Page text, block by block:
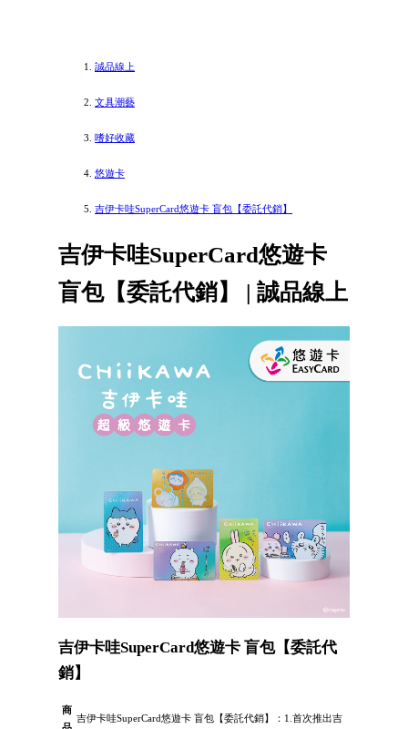
誠品線上
文具潮藝
嗜好收藏
悠遊卡
吉伊卡哇SuperCard悠遊卡 盲包【委託代銷】
吉伊卡哇SuperCard悠遊卡
盲包【委託代銷】 | 誠品線上
吉伊卡哇SuperCard悠遊卡 盲包【委託代
銷】
商
吉伊卡哇SuperCard悠遊卡 盲包【委託代銷】：1.首次推出吉